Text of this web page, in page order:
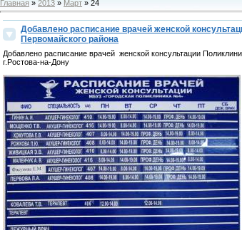
Главная »2013 » Март » 24
Добавлено расписание врачей женской
Первомайского района
Добавлено расписание врачей женской консультации
г.Ростова-на-Дону